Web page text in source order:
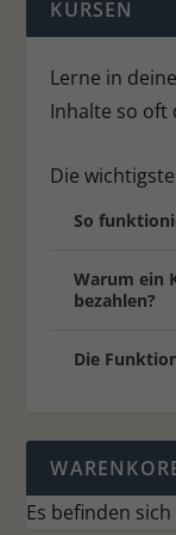
KURSEN
Lerne in
Inhalte so oft
Die
So
Warum ein
bezahlen?
Die
Es befinden
Hier finden Sie
oder sich weitere
bestimmte Cookies
Essenzielle Cookies
Statistik Cookies
helfen uns zu